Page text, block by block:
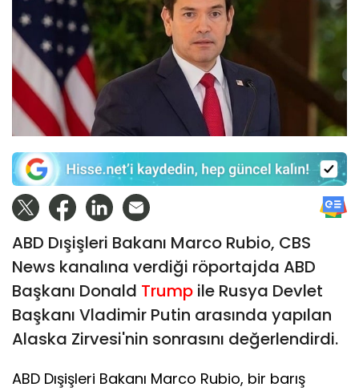
ABD Dışişleri Bakanı Marco Rubio, CBS
News kanalına verdiği röportajda ABD
Başkanı Donald Trump ile Rusya Devlet
Başkanı Vladimir Putin arasında yapılan
Alaska Zirvesi'nin sonrasını değerlendirdi.
ABD Dışişleri Bakanı Marco Rubio, bir barış